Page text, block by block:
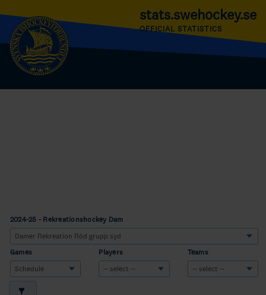
stats.swehockey.se
OFFICIAL STATISTICS
2024-25 - Rekreationshockey Dam
Games Players Teams